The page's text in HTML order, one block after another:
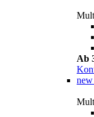
Ab
new